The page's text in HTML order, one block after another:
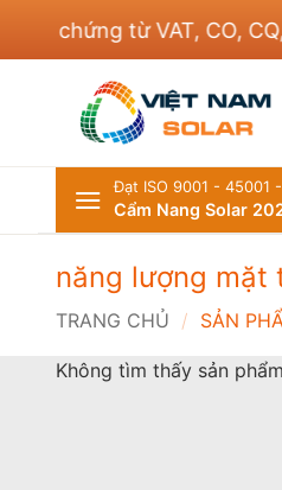
chứng từ VAT, CO, CQ,
Đạt ISO 9001 - 45001
Cẩm Nang Solar
năng lượng mặt
TRANG CHỦ / SẢN
Không tìm thấy sản